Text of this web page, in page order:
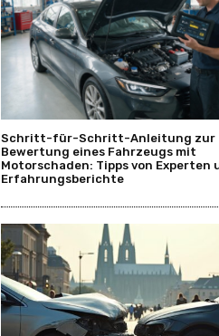
Schritt-für-Schritt-Anleitung zur
Bewertung eines Fahrzeugs mit
Motorschaden: Tipps von Experten
Erfahrungsberichte